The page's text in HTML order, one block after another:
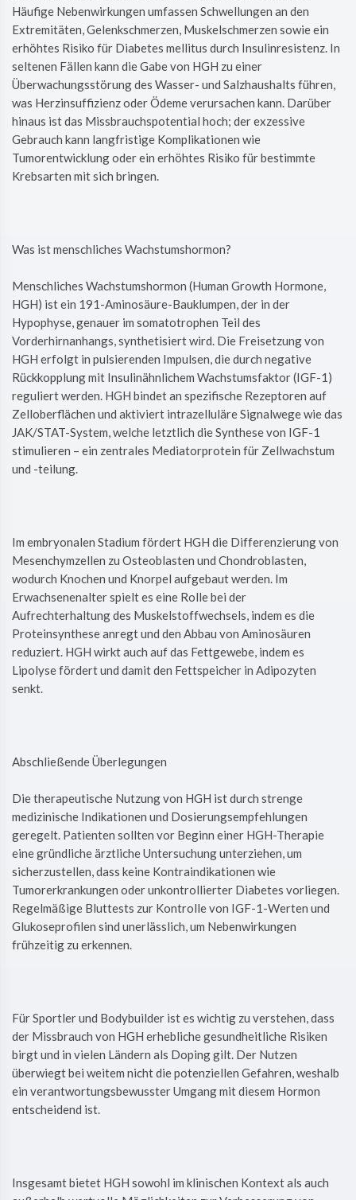
Häufige Nebenwirkungen umfassen Schwellungen an den
Extremitäten, Gelenkschmerzen, Muskelschmerzen sowie ein
erhöhtes Risiko für Diabetes mellitus durch Insulinresistenz. In
seltenen Fällen kann die Gabe von HGH zu einer
Überwachungsstörung des Wasser- und Salzhaushalts führen,
was Herzinsuffizienz oder Ödeme verursachen kann. Darüber
hinaus ist das Missbrauchspotential hoch; der exzessive
Gebrauch kann langfristige Komplikationen wie
Tumorentwicklung oder ein erhöhtes Risiko für bestimmte
Krebsarten mit sich bringen.
Was ist menschliches Wachstumshormon?
Menschliches Wachstumshormon (Human Growth Hormone,
HGH) ist ein 191-Aminosäure-Bauklumpen, der in der
Hypophyse, genauer im somatotrophen Teil des
Vorderhirnanhangs, synthetisiert wird. Die Freisetzung von
HGH erfolgt in pulsierenden Impulsen, die durch negative
Rückkopplung mit Insulinähnlichem Wachstumsfaktor (IGF-1)
reguliert werden. HGH bindet an spezifische Rezeptoren auf
Zelloberflächen und aktiviert intrazelluläre Signalwege wie das
JAK/STAT-System, welche letztlich die Synthese von IGF-1
stimulieren – ein zentrales Mediatorprotein für Zellwachstum
und -teilung.
Im embryonalen Stadium fördert HGH die Differenzierung von
Mesenchymzellen zu Osteoblasten und Chondroblasten,
wodurch Knochen und Knorpel aufgebaut werden. Im
Erwachsenenalter spielt es eine Rolle bei der
Aufrechterhaltung des Muskelstoffwechsels, indem es die
Proteinsynthese anregt und den Abbau von Aminosäuren
reduziert. HGH wirkt auch auf das Fettgewebe, indem es
Lipolyse fördert und damit den Fettspeicher in Adipozyten
senkt.
Abschließende Überlegungen
Die therapeutische Nutzung von HGH ist durch strenge
medizinische Indikationen und Dosierungsempfehlungen
geregelt. Patienten sollten vor Beginn einer HGH-Therapie
eine gründliche ärztliche Untersuchung unterziehen, um
sicherzustellen, dass keine Kontraindikationen wie
Tumorerkrankungen oder unkontrollierter Diabetes vorliegen.
Regelmäßige Bluttests zur Kontrolle von IGF-1-Werten und
Glukoseprofilen sind unerlässlich, um Nebenwirkungen
frühzeitig zu erkennen.
Für Sportler und Bodybuilder ist es wichtig zu verstehen, dass
der Missbrauch von HGH erhebliche gesundheitliche Risiken
birgt und in vielen Ländern als Doping gilt. Der Nutzen
überwiegt bei weitem nicht die potenziellen Gefahren, weshalb
ein verantwortungsbewusster Umgang mit diesem Hormon
entscheidend ist.
Insgesamt bietet HGH sowohl im klinischen Kontext als auch